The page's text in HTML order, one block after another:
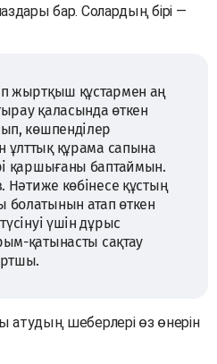
бар. Солардың бірі —
жыртқыш құстармен аң
қаласында өткен
көшпенділер
құрама сапына
қаршығаны баптаймын.
Нәтиже көбінесе құстың
атап өткен
үшін дұрыс
қатынасты сақтау
атудың шеберлері өз өнерін